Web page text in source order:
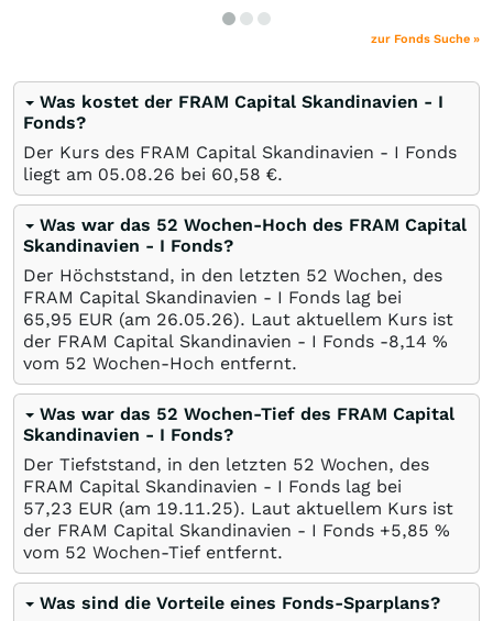
zur Fonds Suche »
Was kostet der FRAM Capital Skandinavien - I
Fonds?
Der Kurs des FRAM Capital Skandinavien - I Fonds
liegt am 05.08.26 bei 60,58 €.
Was war das 52 Wochen-Hoch des FRAM Capital
Skandinavien - I Fonds?
Der Höchststand, in den letzten 52 Wochen, des
FRAM Capital Skandinavien - I Fonds lag bei
65,95 EUR (am 26.05.26). Laut aktuellem Kurs ist
der FRAM Capital Skandinavien - I Fonds -8,14 %
vom 52 Wochen-Hoch entfernt.
Was war das 52 Wochen-Tief des FRAM Capital
Skandinavien - I Fonds?
Der Tiefststand, in den letzten 52 Wochen, des
FRAM Capital Skandinavien - I Fonds lag bei
57,23 EUR (am 19.11.25). Laut aktuellem Kurs ist
der FRAM Capital Skandinavien - I Fonds +5,85 %
vom 52 Wochen-Tief entfernt.
Was sind die Vorteile eines Fonds-Sparplans?